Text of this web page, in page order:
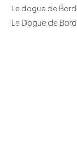
Le dogue de
Le Dogue de